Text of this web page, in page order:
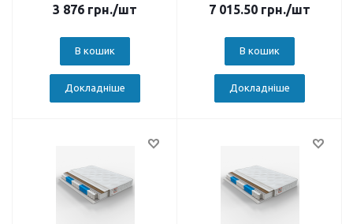
3 876 грн./шт
В кошик
Докладніше
7 015.50 грн./шт
В кошик
Докладніше